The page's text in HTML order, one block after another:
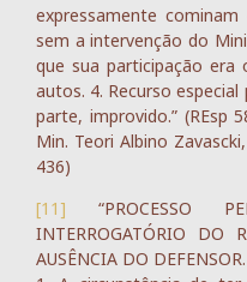
expressamente
sem a intervenção do
que sua participação
autos. 4. Recurso
parte, improvido.” (REsp
Min. Teori Albino
436)
[11] “PROCESSO
INTERROGATÓRIO DO
AUSÊNCIA DO